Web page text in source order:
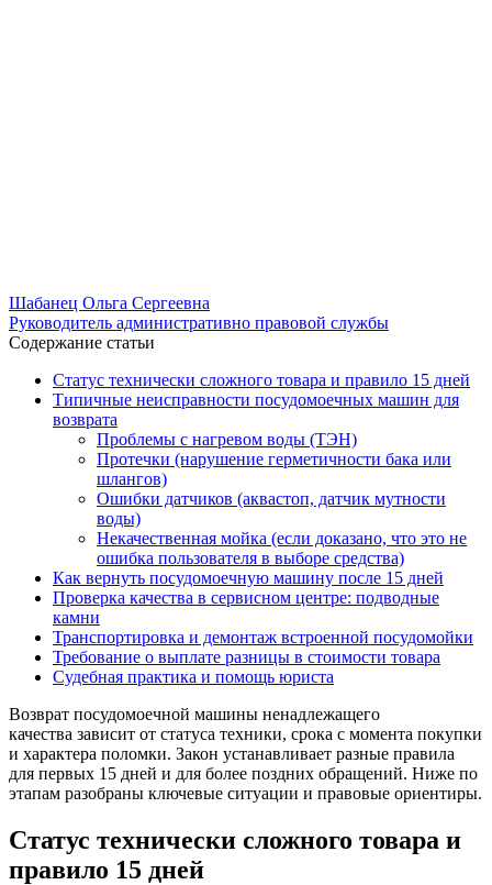
Шабанец Ольга Сергеевна
Руководитель административно правовой службы
Содержание статьи
Статус технически сложного товара и правило 15 дней
Типичные неисправности посудомоечных машин для
возврата
Проблемы с нагревом воды (ТЭН)
Протечки (нарушение герметичности бака или
шлангов)
Ошибки датчиков (аквастоп, датчик мутности
воды)
Некачественная мойка (если доказано, что это не
ошибка пользователя в выборе средства)
Как вернуть посудомоечную машину после 15 дней
Проверка качества в сервисном центре: подводные
камни
Транспортировка и демонтаж встроенной посудомойки
Требование о выплате разницы в стоимости товара
Судебная практика и помощь юриста
Возврат посудомоечной машины ненадлежащего
качества зависит от статуса техники, срока с момента покупки
и характера поломки. Закон устанавливает разные правила
для первых 15 дней и для более поздних обращений. Ниже по
этапам разобраны ключевые ситуации и правовые ориентиры.
Статус технически сложного товара и
правило 15 дней